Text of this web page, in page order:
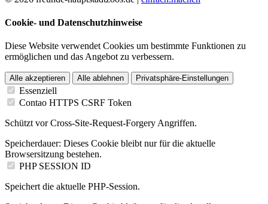
Cookie- und Datenschutzhinweise
Diese Website verwendet Cookies um bestimmte Funktionen zu
ermöglichen und das Angebot zu verbessern.
Alle akzeptieren Alle ablehnen Privatsphäre-Einstellungen
Essenziell
Contao HTTPS CSRF Token
Schützt vor Cross-Site-Request-Forgery Angriffen.
Speicherdauer: Dieses Cookie bleibt nur für die aktuelle
Browsersitzung bestehen.
PHP SESSION ID
Speichert die aktuelle PHP-Session.